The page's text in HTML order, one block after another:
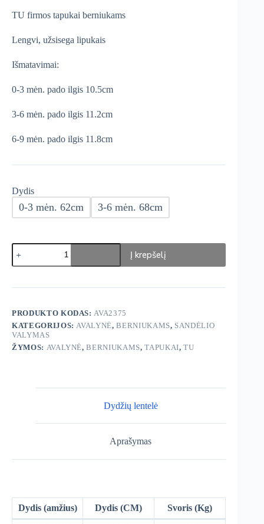
€10,99.
€4,99.
TU firmos tapukai berniukams
Lengvi, užsisega lipukais
Išmatavimai:
0-3 mėn. pado ilgis 10.5cm
3-6 mėn. pado ilgis 11.2cm
6-9 mėn. pado ilgis 11.8cm
Dydis
0-3 mėn. 62cm 3-6 mėn. 68cm
produkto
kiekis:
TU
berniukams
Į krepšelį
PRODUKTO KODAS: AVA2375
KATEGORIJOS: AVALYNĖ,BERNIUKAMS, SANDĖLIO
VALYMAS
ŽYMOS: AVALYNĖ,BERNIUKAMS,TAPUKAI,TU
Dydžių lentelė
Aprašymas
Dydis (amžius) Dydis (CM) Svoris (Kg)